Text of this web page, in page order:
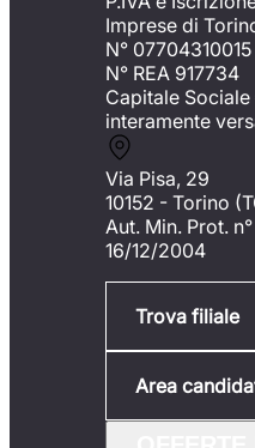
Imprese di
N°
N° REA 917734
Capitale Sociale
interamente
Via Pisa, 29
10152 - Torino
Aut. Min. Prot.
16/12/2004
Trova filiale
Area